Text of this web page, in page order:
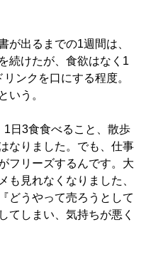
出るまでの1週間は、
続けたが、食欲はなく1
ンクを口にする程度。
いう。
1日3食食べること、散歩
なりました。でも、仕事
フリーズするんです。大
も見れなくなりました、
どうやって売ろうとして
てしまい、気持ちが悪く